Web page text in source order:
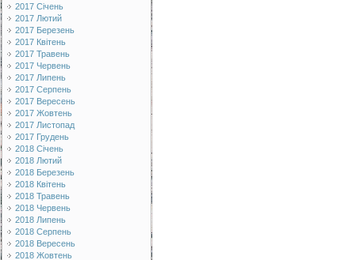
2017 Січень
2017 Лютий
2017 Березень
2017 Квітень
2017 Травень
2017 Червень
2017 Липень
2017 Серпень
2017 Вересень
2017 Жовтень
2017 Листопад
2017 Грудень
2018 Січень
2018 Лютий
2018 Березень
2018 Квітень
2018 Травень
2018 Червень
2018 Липень
2018 Серпень
2018 Вересень
2018 Жовтень